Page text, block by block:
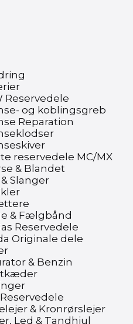
Reservedele
og koblingsgreb
Reparation
reservedele MC/MX
& Blandet
Slanger
& Fælgbånd
Reservedele
Originale dele
& Benzin
& Kronrørslejer
Led & Tandhjul